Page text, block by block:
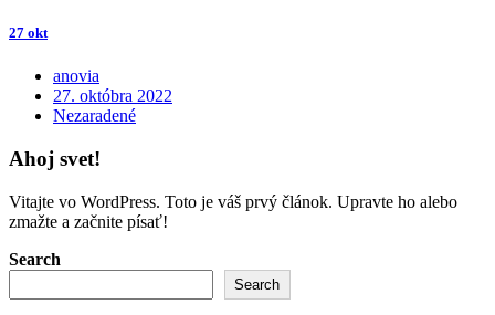
27 okt
anovia
27. októbra 2022
Nezaradené
Ahoj svet!
Vitajte vo WordPress. Toto je váš prvý článok. Upravte ho alebo
zmažte a začnite písať!
Search
Search